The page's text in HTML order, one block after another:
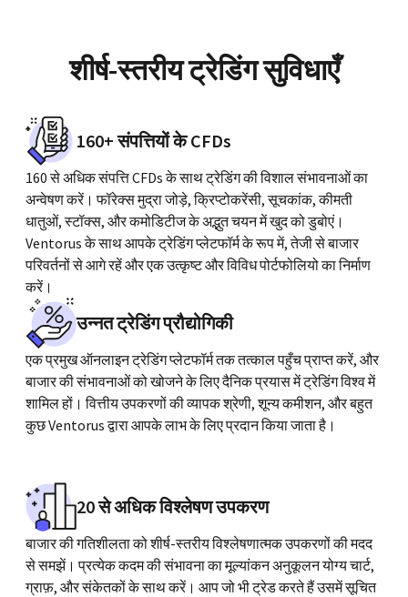
शीर्ष-स्तरीय ट्रेडिंग सुविधाएँ
160+ संपत्तियों के CFDs
160 से अधिक संपत्ति CFDs के साथ ट्रेडिंग की विशाल संभावनाओं का
अन्वेषण करें। फॉरेक्स मुद्रा जोड़े, क्रिप्टोकरेंसी, सूचकांक, कीमती
धातुओं, स्टॉक्स, और कमोडिटीज के अद्भुत चयन में खुद को डुबोएं।
Ventorus के साथ आपके ट्रेडिंग प्लेटफॉर्म के रूप में, तेजी से बाजार
परिवर्तनों से आगे रहें और एक उत्कृष्ट और विविध पोर्टफोलियो का निर्माण
करें।
उन्नत ट्रेडिंग प्रौद्योगिकी
एक प्रमुख ऑनलाइन ट्रेडिंग प्लेटफॉर्म तक तत्काल पहुँच प्राप्त करें, और
बाजार की संभावनाओं को खोजने के लिए दैनिक प्रयास में ट्रेडिंग विश्व में
शामिल हों। वित्तीय उपकरणों की व्यापक श्रेणी, शून्य कमीशन, और बहुत
कुछ Ventorus द्वारा आपके लाभ के लिए प्रदान किया जाता है।
20 से अधिक विश्लेषण उपकरण
बाजार की गतिशीलता को शीर्ष-स्तरीय विश्लेषणात्मक उपकरणों की मदद
से समझें। प्रत्येक कदम की संभावना का मूल्यांकन अनुकूलन योग्य चार्ट,
ग्राफ़, और संकेतकों के साथ करें। आप जो भी ट्रेड करते हैं उसमें सूचित